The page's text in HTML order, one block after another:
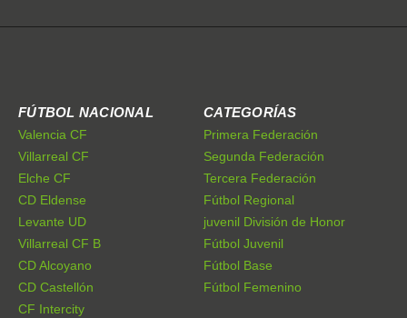
FÚTBOL NACIONAL
Valencia CF
Villarreal CF
Elche CF
CD Eldense
Levante UD
Villarreal CF B
CD Alcoyano
CD Castellón
CF Intercity
CATEGORÍAS
Primera Federación
Segunda Federación
Tercera Federación
Fútbol Regional
juvenil División de Honor
Fútbol Juvenil
Fútbol Base
Fútbol Femenino